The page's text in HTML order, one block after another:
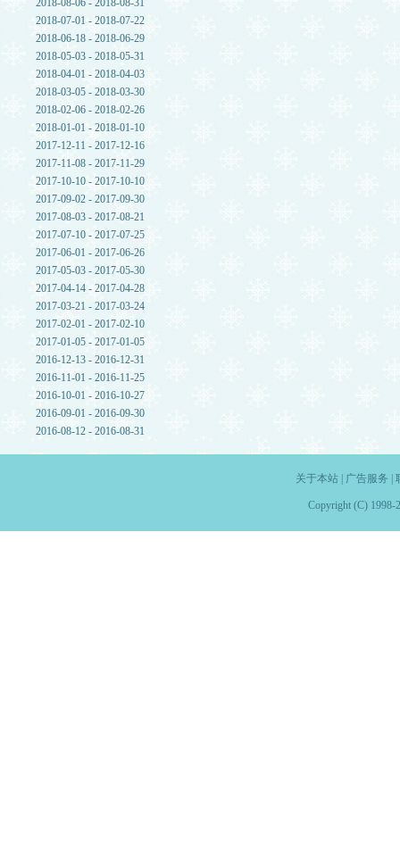
2018-08-06 - 2018-08-31
2018-07-01 - 2018-07-22
2018-06-18 - 2018-06-29
2018-05-03 - 2018-05-31
2018-04-01 - 2018-04-03
2018-03-05 - 2018-03-30
2018-02-06 - 2018-02-26
2018-01-01 - 2018-01-10
2017-12-11 - 2017-12-16
2017-11-08 - 2017-11-29
2017-10-10 - 2017-10-10
2017-09-02 - 2017-09-30
2017-08-03 - 2017-08-21
2017-07-10 - 2017-07-25
2017-06-01 - 2017-06-26
2017-05-03 - 2017-05-30
2017-04-14 - 2017-04-28
2017-03-21 - 2017-03-24
2017-02-01 - 2017-02-10
2017-01-05 - 2017-01-05
2016-12-13 - 2016-12-31
2016-11-01 - 2016-11-25
2016-10-01 - 2016-10-27
2016-09-01 - 2016-09-30
2016-08-12 - 2016-08-31
关于本站| 广告服务
Copyright (C) 1998-